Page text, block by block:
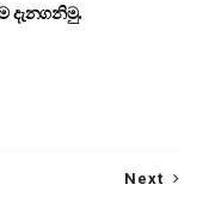
දැනගනිමු.
Next